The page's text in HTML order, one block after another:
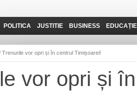
POLITICA
EXPRESSLIVE
INTERVIURILE
JUSTITIE BUSINESS
JOB-URI
TEHNIT
EDUCAȚIE
Trenurile vor opri și în centrul Timișoarei!
vor opri și